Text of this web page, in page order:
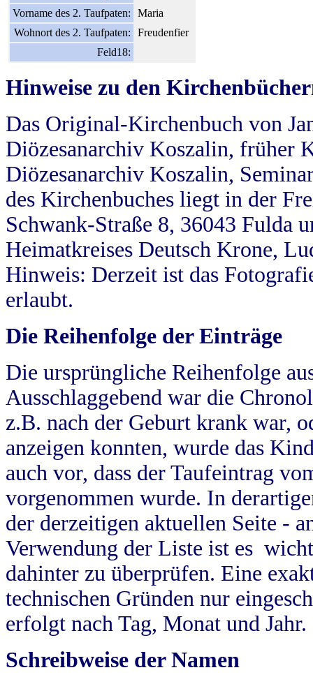
Vorname des 2. Taufpaten:
Maria
Wohnort des 2. Taufpaten:
Freudenfier
Feld18:
Hinweise zu den
Das Original-Kirchenbuch von
Diözesanarchiv Koszalin, früher
Diözesanarchiv Koszalin,
des Kirchenbuches liegt in der
Schwank-Straße 8, 36043 Fulda
Heimatkreises Deutsch Krone,
Hinweis: Derzeit ist das
erlaubt.
Die Reihenfolge der Einträge
Die ursprüngliche Reihenfolge
Ausschlaggebend war die
z.B. nach der Geburt krank war,
anzeigen konnten, wurde das
auch vor, dass der Taufeintrag
vorgenommen wurde. In
der derzeitigen aktuellen Seite -
Verwendung der Liste ist es
dahinter zu überprüfen. Eine
technischen Gründen nur
erfolgt nach Tag, Monat und Jahr.
Schreibweise der Namen